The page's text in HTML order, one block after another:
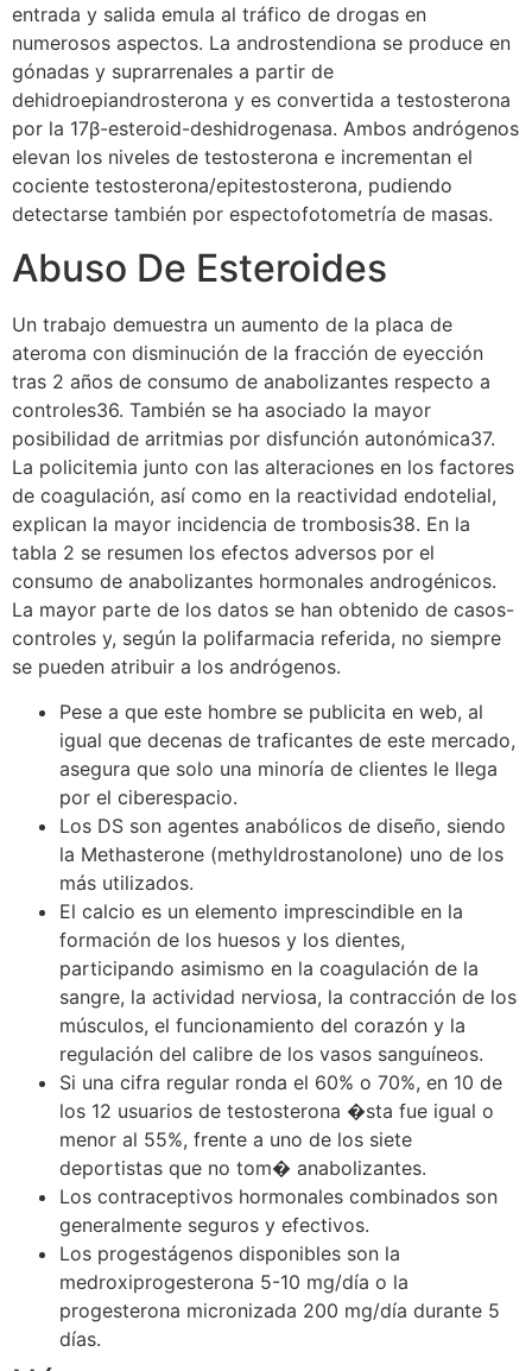
entrada y salida emula al tráfico de drogas en
numerosos aspectos. La androstendiona se produce en
gónadas y suprarrenales a partir de
dehidroepiandrosterona y es convertida a testosterona
por la 17β-esteroid-deshidrogenasa. Ambos andrógenos
elevan los niveles de testosterona e incrementan el
cociente testosterona/epitestosterona, pudiendo
detectarse también por espectofotometría de masas.
Abuso De Esteroides
Un trabajo demuestra un aumento de la placa de
ateroma con disminución de la fracción de eyección
tras 2 años de consumo de anabolizantes respecto a
controles36. También se ha asociado la mayor
posibilidad de arritmias por disfunción autonómica37.
La policitemia junto con las alteraciones en los factores
de coagulación, así como en la reactividad endotelial,
explican la mayor incidencia de trombosis38. En la
tabla 2 se resumen los efectos adversos por el
consumo de anabolizantes hormonales androgénicos.
La mayor parte de los datos se han obtenido de casos-
controles y, según la polifarmacia referida, no siempre
se pueden atribuir a los andrógenos.
Pese a que este hombre se publicita en web, al
igual que decenas de traficantes de este mercado,
asegura que solo una minoría de clientes le llega
por el ciberespacio.
Los DS son agentes anabólicos de diseño, siendo
la Methasterone (methyldrostanolone) uno de los
más utilizados.
El calcio es un elemento imprescindible en la
formación de los huesos y los dientes,
participando asimismo en la coagulación de la
sangre, la actividad nerviosa, la contracción de los
músculos, el funcionamiento del corazón y la
regulación del calibre de los vasos sanguíneos.
Si una cifra regular ronda el 60% o 70%, en 10 de
los 12 usuarios de testosterona �sta fue igual o
menor al 55%, frente a uno de los siete
deportistas que no tom� anabolizantes.
Los contraceptivos hormonales combinados son
generalmente seguros y efectivos.
Los progestágenos disponibles son la
medroxiprogesterona 5-10 mg/día o la
progesterona micronizada 200 mg/día durante 5
días.